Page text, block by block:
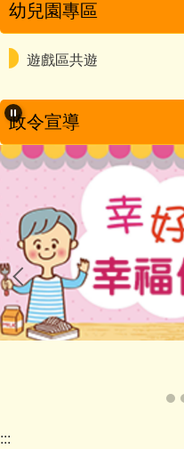
幼兒園專區
遊戲區共遊
政令宣導
:::